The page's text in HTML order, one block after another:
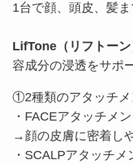
1台で顔、頭皮、髪
LifTone（リフトーン
容成分の浸透をサポ
①2種類のアタッチメ
・FACEアタッチメ
→顔の皮膚に密着し
・SCALPアタッチメ